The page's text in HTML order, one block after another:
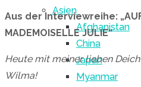
Asien
Afghanistan
China
Japan
Myanmar
Aus der Interviewreihe: „AUF
MADEMOISELLE JULIE“
Heute mit meiner lieben
Wilma!